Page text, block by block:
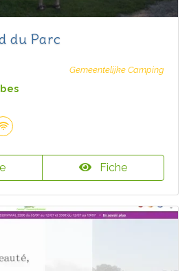
du Parc
Gemeentelijke Camping
Fiche